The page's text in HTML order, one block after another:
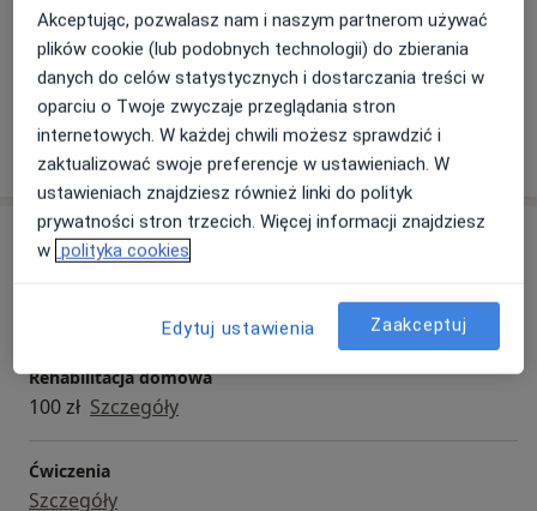
Stany pooperacyjne Urazy
Udar mózgu
Rwa udowa
Bóle stawów +24a11y_sr_more_diseases
Pokaż więcejo doświadczeniu
Usługi i ceny
Rehabilitacja domowa
100 zł Szczegóły
Ćwiczenia
Szczegóły
Akceptując, pozwalasz nam i naszym partnerom używać
plików cookie (lub podobnych technologii) do zbierania
danych do celów statystycznych i dostarczania treści w
oparciu o Twoje zwyczaje przeglądania stron
internetowych. W każdej chwili możesz sprawdzić i
zaktualizować swoje preferencje w ustawieniach. W
ustawieniach znajdziesz również linki do polityk
prywatności stron trzecich. Więcej informacji znajdziesz
w polityka cookies
Edytuj ustawienia Zaakceptuj